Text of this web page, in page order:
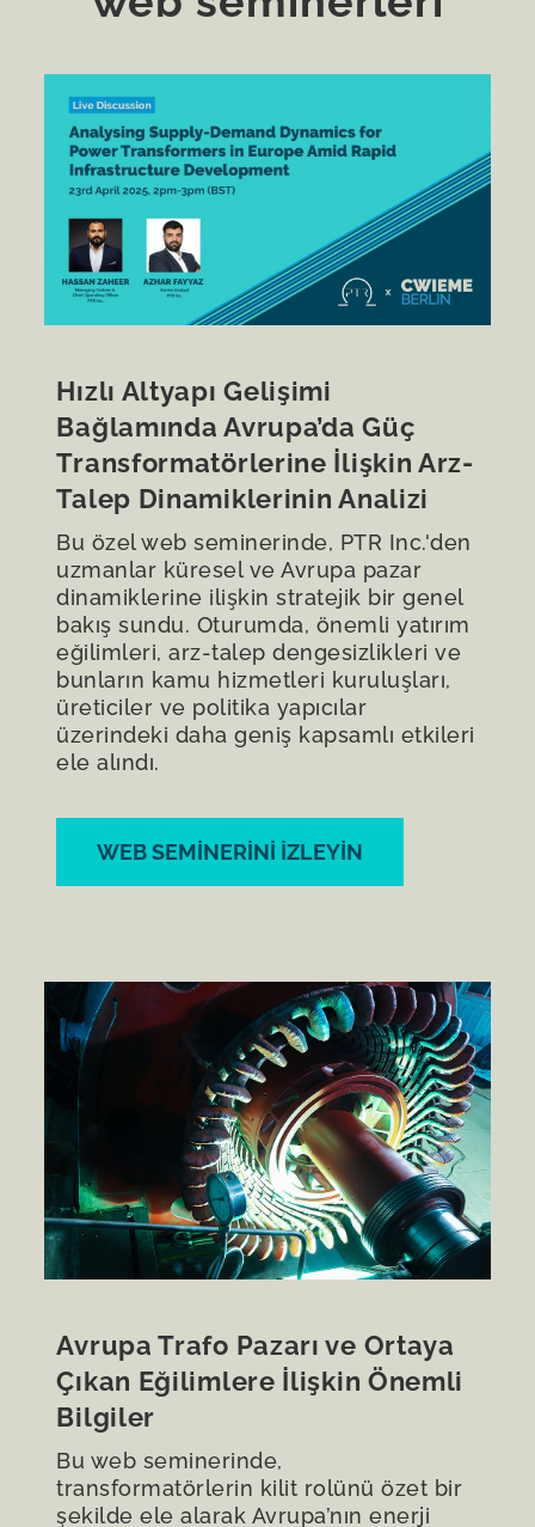
Hızlı Altyapı Gelişimi
Bağlamında Avrupa’da Güç
Transformatörlerine İlişkin Arz-
Talep Dinamiklerinin Analizi
Bu özel web seminerinde, PTR Inc.'den
uzmanlar küresel ve Avrupa pazar
dinamiklerine ilişkin stratejik bir genel
bakış sundu. Oturumda, önemli yatırım
eğilimleri, arz-talep dengesizlikleri ve
bunların kamu hizmetleri kuruluşları,
üreticiler ve politika yapıcılar
üzerindeki daha geniş kapsamlı etkileri
ele alındı.
WEB SEMINERINI IZLEYIN
Avrupa Trafo Pazarı ve Ortaya
Çıkan Eğilimlere İlişkin Önemli
Bilgiler
Bu web seminerinde,
transformatörlerin kilit rolünü özet bir
şekilde ele alarak Avrupa’nın enerji